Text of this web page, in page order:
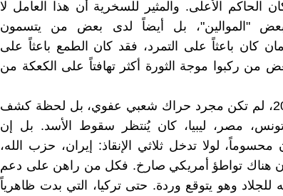
الحاكم الأعلى. والمثير للسخرية أن هذا العامل لا
"الموالين"، بل أيضاً لدى بعض من يتسمون
كان باعثاً على التمرد، فقد كان الطمع باعثاً على
من ركبوا موجة الثورة أكثر تهافتاً على الكعكة من
الثورة التي انطلقت في 2011، لم تكن مجرد حراك شعبي عفوي، بل لحظة كشف
مصر، ليبيا، كان يُنتظر سقوط الأسد. بل إن
لولا تدخل ثلاثي الإنقاذ: إيران، حزب الله،
هناك تواطؤ أمريكي صارخ. فكل من راهن على دعم
وهو يتوقع وردة. حتى تركيا، التي بدت ظاهرياً